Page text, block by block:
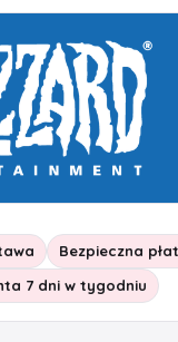
Bezpieczna
7 dni w tygodniu